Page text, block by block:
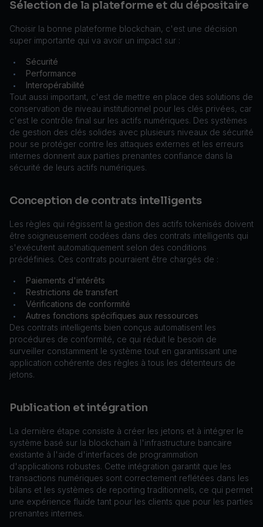
Sélection de la plateforme et du dépositaire
Choisir la bonne plateforme blockchain, c'est une décision
super importante qui va avoir un impact sur :
• Sécurité
• Performance
•
Interopérabilité
Tout aussi important, c'est de mettre en place des solutions de
conservation de niveau institutionnel pour les clés privées, car
c'est le contrôle final sur les actifs numériques. Des systèmes
de gestion des clés solides avec plusieurs niveaux de sécurité
pour se protéger contre les attaques externes et les erreurs
internes donnent aux parties prenantes confiance dans la
sécurité de leurs actifs numériques.
Conception de contrats intelligents
Les règles qui régissent la gestion des actifs tokenisés doivent
être soigneusement codées dans des contrats intelligents qui
s'exécutent automatiquement selon des conditions
prédéfinies. Ces contrats pourraient être chargés de :
• Paiements d'intérêts
• Restrictions de transfert
• Vérifications de conformité
•
Autres fonctions spécifiques aux ressources
Des contrats intelligents bien conçus automatisent les
procédures de conformité, ce qui réduit le besoin de
surveiller constamment le système tout en garantissant une
application cohérente des règles à tous les détenteurs de
jetons.
Publication et intégration
La dernière étape consiste à créer les jetons et à intégrer le
système basé sur la blockchain à l'infrastructure bancaire
existante à l'aide d'interfaces de programmation
d'applications robustes. Cette intégration garantit que les
transactions numériques sont correctement reflétées dans les
bilans et les systèmes de reporting traditionnels, ce qui permet
une expérience fluide tant pour les clients que pour les parties
prenantes internes.